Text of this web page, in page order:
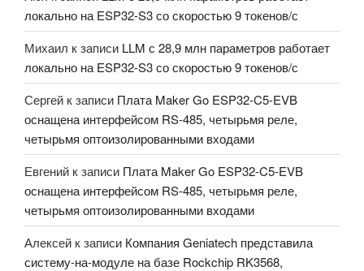
локально на ESP32-S3 со скоростью 9 токенов/с
Михаил к записи LLM с 28,9 млн параметров работает
локально на ESP32-S3 со скоростью 9 токенов/с
Сергей к записи Плата Maker Go ESP32-C5-EVB
оснащена интерфейсом RS-485, четырьмя реле,
четырьмя оптоизолированными входами
Евгений к записи Плата Maker Go ESP32-C5-EVB
оснащена интерфейсом RS-485, четырьмя реле,
четырьмя оптоизолированными входами
Алексей к записи Компания Geniatech представила
систему-на-модуле на базе Rockchip RK3568,